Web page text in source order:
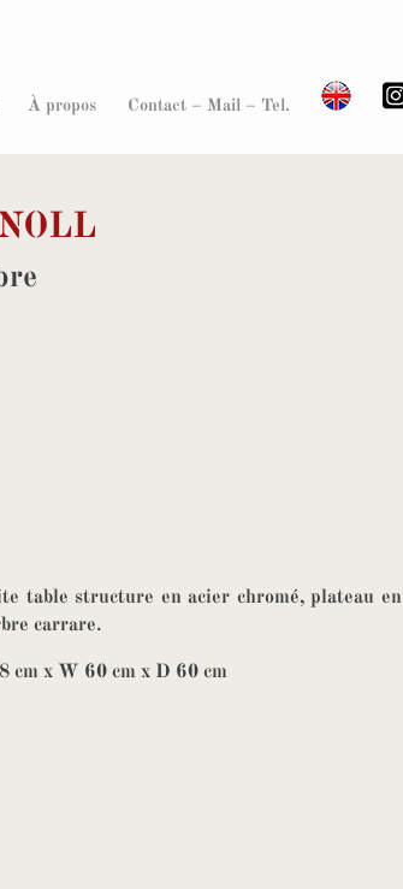
À propos Contact – Mail – Tel.
table structure en acier chromé, plateau en
carrare.
cm x W 60 cm x D 60 cm